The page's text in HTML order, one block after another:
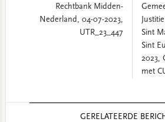
Rechtbank Midden-
Nederland, 04-07-2023,
UTR_23_447
Sint
Sint
2023,
met
GERELATEERDE